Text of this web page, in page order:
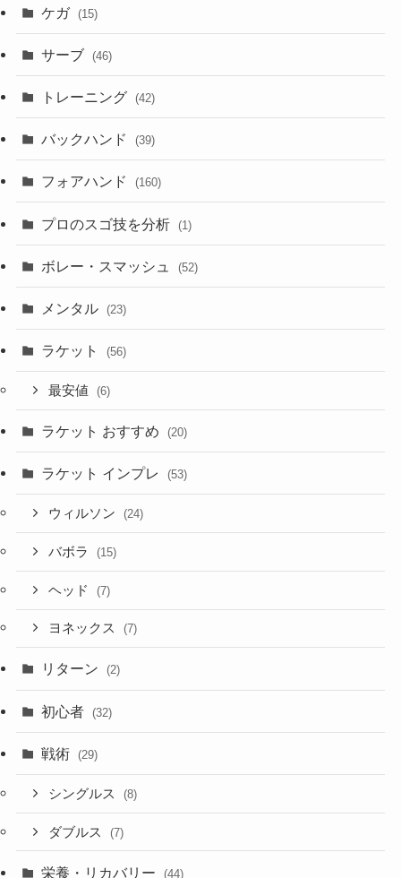
ケガ (15)
サーブ (46)
トレーニング (42)
バックハンド (39)
フォアハンド (160)
プロのスゴ技を分析 (1)
ボレー・スマッシュ (52)
メンタル (23)
ラケット (56)
最安値 (6)
ラケット おすすめ (20)
ラケット インプレ (53)
ウィルソン (24)
バボラ (15)
ヘッド (7)
ヨネックス (7)
リターン (2)
初心者 (32)
戦術 (29)
シングルス (8)
ダブルス (7)
栄養・リカバリー (44)